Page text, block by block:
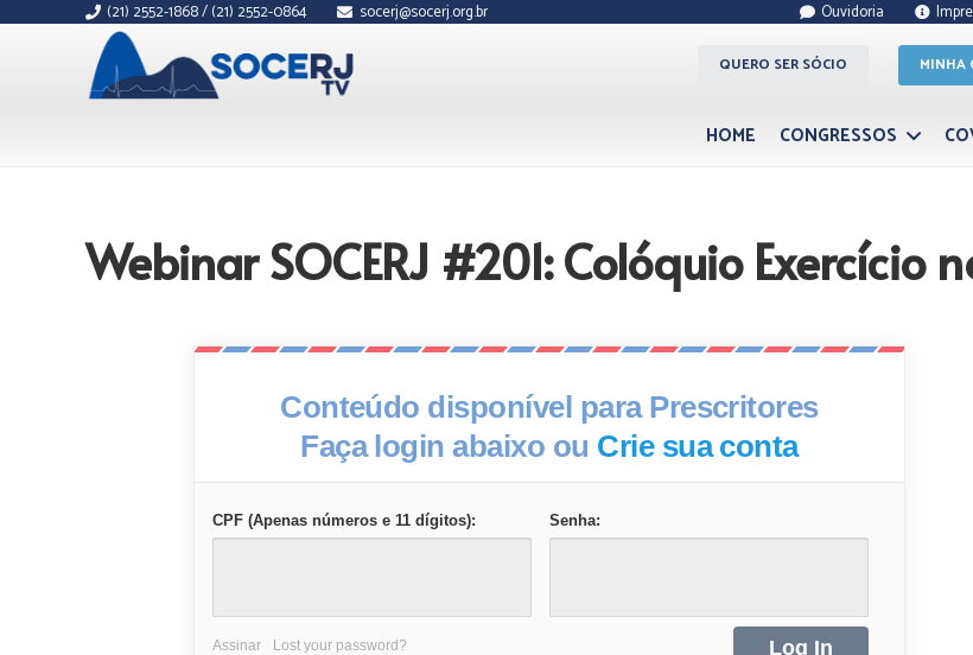
(21) 2552-1868 / (21) 2552-0864 socerj@socerj.org.br Ouvidoria
QUERO SER SÓCIO MINHA
HOME CONGRESSOS
Webinar SOCERJ #201: Colóquio Exercício
Conteúdo disponível para Prescritores
Faça login abaixo ou Crie sua conta
CPF (Apenas números e 11 dígitos): Senha:
Assinar Lost your password?